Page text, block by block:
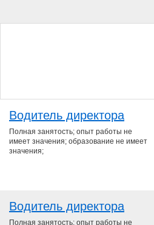
Водитель директора
Полная занятость; опыт работы не
имеет значения; образование не имеет
значения;
Водитель директора
Полная занятость; опыт работы не